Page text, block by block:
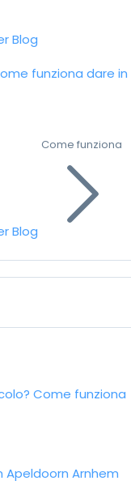
Blog
funziona dare in
Blog
Come funziona
Come funziona
Apeldoorn Arnhem